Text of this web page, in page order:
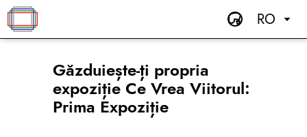
RO
Găzduiește-ți propria
expoziție Ce Vrea Viitorul:
Prima Expoziție